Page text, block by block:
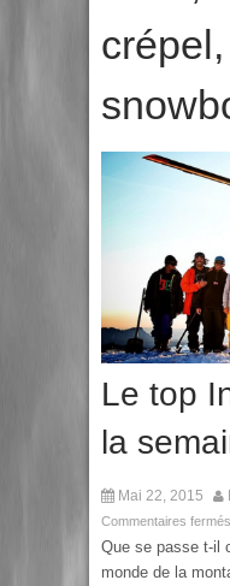
crépel,
Le top
la
Mai 22, 2015
Commentaires fermés
Que se passe t-il
monde de la